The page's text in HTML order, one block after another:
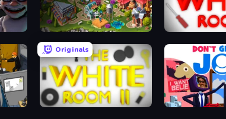
Blackriver Mystery: Hidden Objects The White Room
Originals
The White Room 2 Don't Get the Job